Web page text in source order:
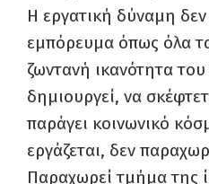
Η εργατική δύναμη δεν
εμπόρευμα όπως όλα
ζωντανή ικανότητα
δημιουργεί, να
παράγει κοινωνικό
εργάζεται, δεν
Παραχωρεί τμήμα της